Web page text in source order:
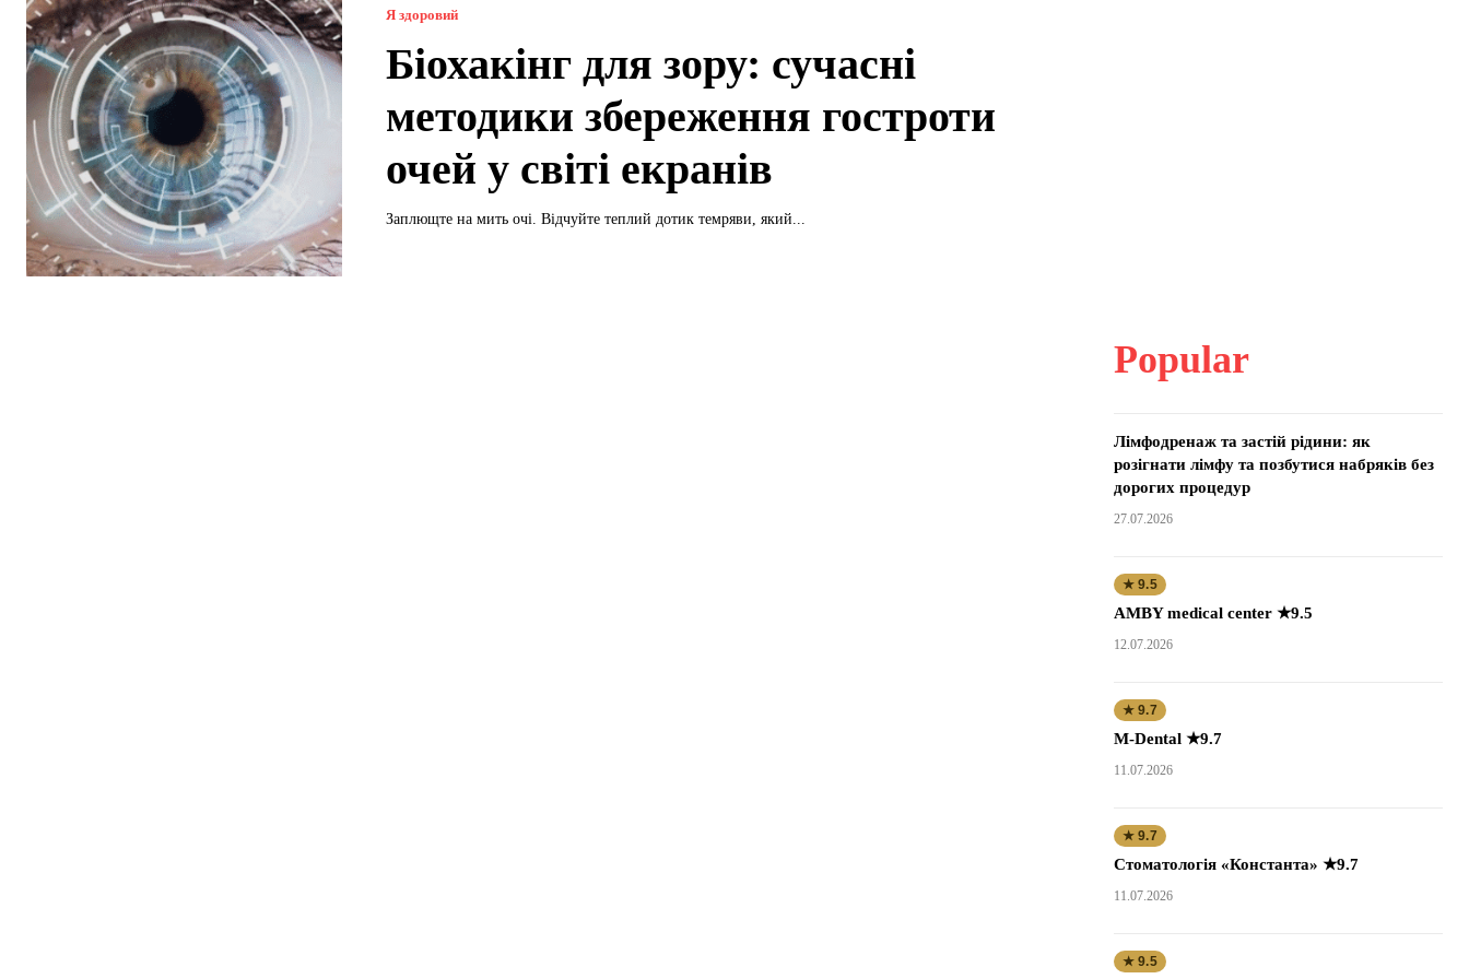
Я здоровий
Біохакінг для зору: сучасні
методики збереження гостроти
очей у світі екранів
Заплющте на мить очі. Відчуйте теплий дотик темряви, який...
Popular
Лімфодренаж та застій рідини: як
розігнати лімфу та позбутися набряків без
дорогих процедур
27.07.2026
★ 9.5
AMBY medical center ★9.5
12.07.2026
★ 9.7
M-Dental ★9.7
11.07.2026
★ 9.7
Стоматологія «Константа» ★9.7
11.07.2026
★ 9.5